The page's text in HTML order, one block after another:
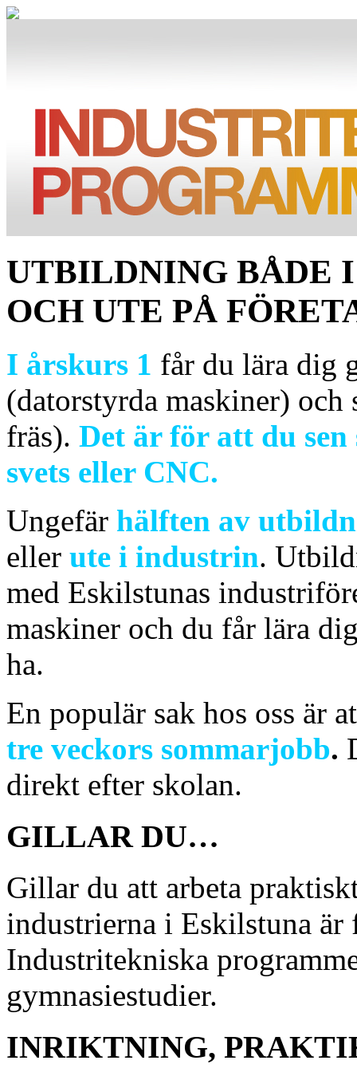
UTBILDNING BÅDE
OCH UTE PÅ
I årskurs 1 får du lära dig
(datorstyrda maskiner) och
fräs). Det är för att du
svets eller CNC.
Ungefär hälften av
eller ute i industrin.
med Eskilstunas
maskiner och du får lära
ha.
En populär sak hos oss är
tre veckors sommarjobb.
direkt efter skolan.
GILLAR DU…
Gillar du att arbeta
industrierna i Eskilstuna är
Industritekniska
gymnasiestudier.
INRIKTNING,